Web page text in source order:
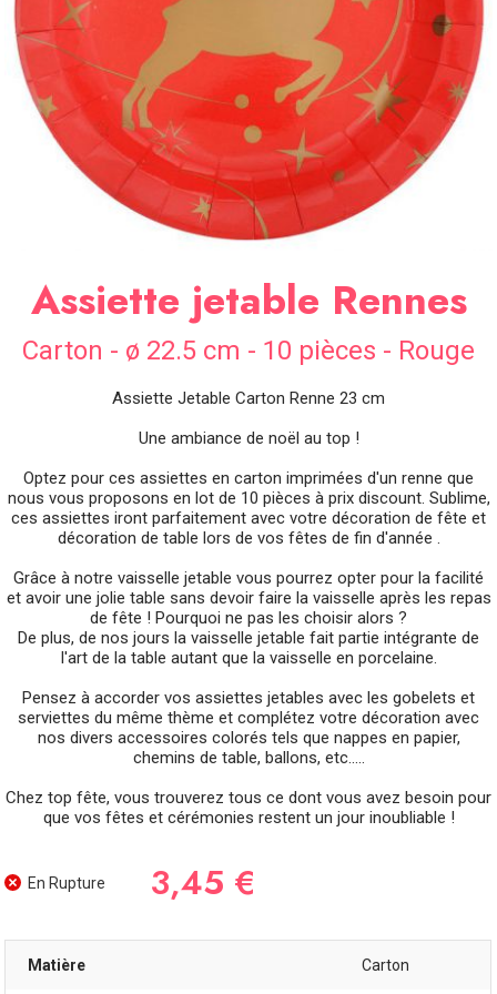
SOIRÉE
OCCASIONS
SPÉCIALES
DÉCO
TABLE
Assiette jetable Rennes
Carton - ø 22.5 cm - 10 pièces - Rouge
Assiette Jetable Carton Renne 23 cm
Une ambiance de noël au top !
Optez pour ces assiettes en carton imprimées d'un renne que
nous vous proposons en lot de 10 pièces à prix discount. Sublime,
ces assiettes iront parfaitement avec votre décoration de fête et
décoration de table lors de vos fêtes de fin d'année .
Grâce à notre vaisselle jetable vous pourrez opter pour la facilité
et avoir une jolie table sans devoir faire la vaisselle après les repas
de fête ! Pourquoi ne pas les choisir alors ?
De plus, de nos jours la vaisselle jetable fait partie intégrante de
l'art de la table autant que la vaisselle en porcelaine.
Pensez à accorder vos assiettes jetables avec les gobelets et
serviettes du même thème et complétez votre décoration avec
nos divers accessoires colorés tels que nappes en papier,
chemins de table, ballons, etc.....
Chez top fête, vous trouverez tous ce dont vous avez besoin pour
que vos fêtes et cérémonies restent un jour inoubliable !
En Rupture 3,45 €
Matière Carton